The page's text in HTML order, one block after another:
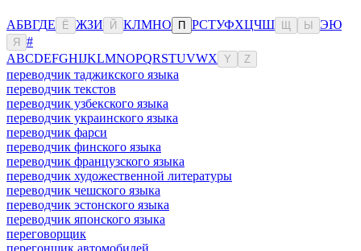
АБВГДЕ Ё ЖЗИ Й КЛМНО П РСТУФХЦЧШ Ы ЭЮ
Я
#
ABCDEFGHIJKLMNOPQRSTUVWX Y Z
переводчик таджикского языка
переводчик текстов
переводчик узбекского языка
переводчик украинского языка
переводчик фарси
переводчик финского языка
переводчик французского языка
переводчик художественной литературы
переводчик чешского языка
переводчик эстонского языка
переводчик японского языка
переговорщик
перегонщик автомобилей